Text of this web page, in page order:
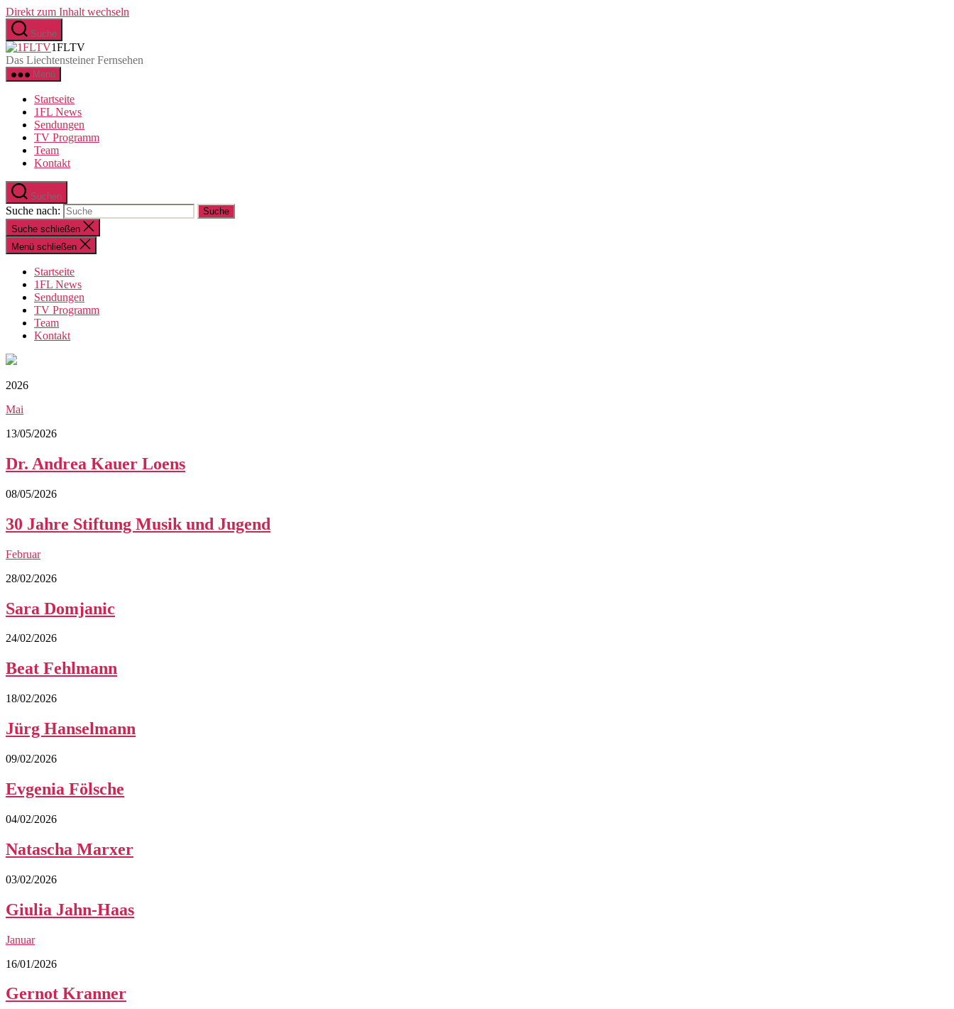
Direkt zum Inhalt wechseln
Suche
1FLTV
Das Liechtensteiner Fernsehen
Menü
Startseite
1FL News
Sendungen
TV Programm
Team
Kontakt
Suchen
Suche nach:
Suche schließen
Menü schließen
Startseite
1FL News
Sendungen
TV Programm
Team
Kontakt
2026
Mai
13/05/2026
Dr. Andrea Kauer Loens
08/05/2026
30 Jahre Stiftung Musik und Jugend
Februar
28/02/2026
Sara Domjanic
24/02/2026
Beat Fehlmann
18/02/2026
Jürg Hanselmann
09/02/2026
Evgenia Fölsche
04/02/2026
Natascha Marxer
03/02/2026
Giulia Jahn-Haas
Januar
16/01/2026
Gernot Kranner